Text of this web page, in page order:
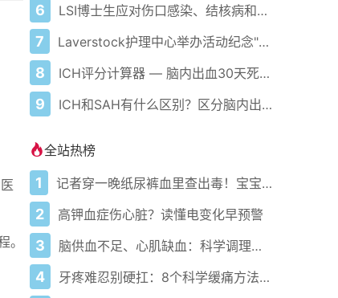
6 LSI博士生应对伤口感染、结核病和癌症挑战
7 Laverstock护理中心举办活动纪念"痴呆症行动周"
8 ICH评分计算器 — 脑内出血30天死亡率评估
9 ICH和SAH有什么区别？区分脑内出血与蛛网膜下腔出血
全站热榜
1 记者穿一晚纸尿裤血里查出毒！宝宝血液浓度竟是成人的5倍？
2 高钾血症伤心脏？读懂电变化早预警
3 脑供血不足、心肌缺血：科学调理全攻略
4 牙疼难忍别硬扛：8个科学缓痛方法收好